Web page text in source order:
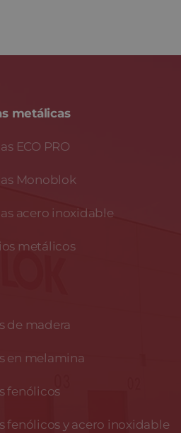
metálicas
ECO PRO
Monoblok
acero inoxidable
metálicos
de madera
en melamina
fenólicos
fenólicos y acero inoxidable